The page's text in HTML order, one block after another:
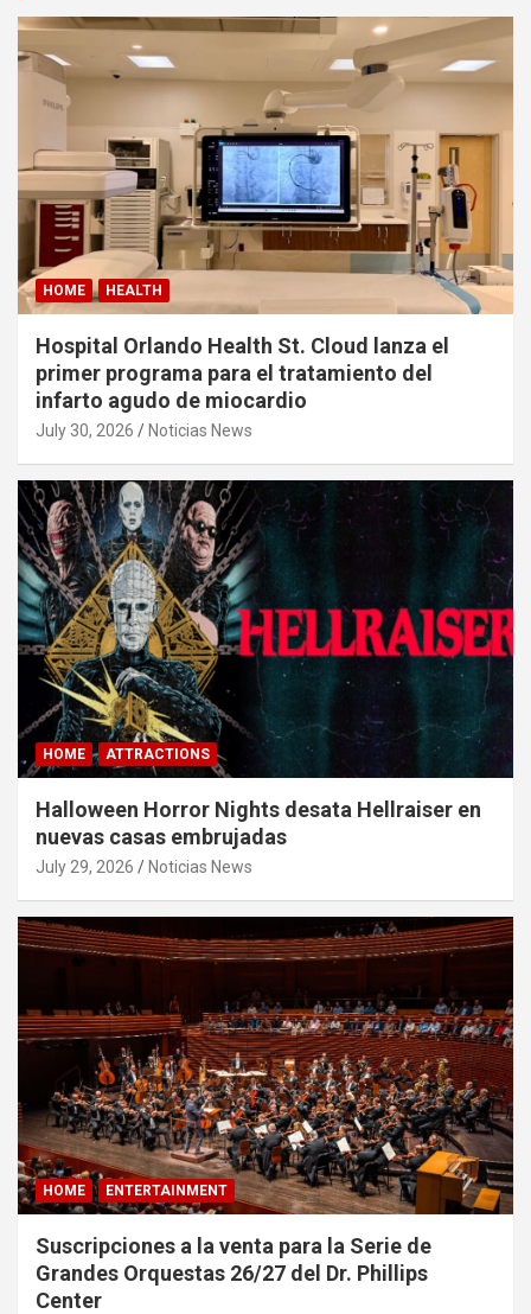
HOME HEALTH
Hospital Orlando Health St. Cloud lanza el
primer programa para el tratamiento del
infarto agudo de miocardio
July 30, 2026 Noticias News
HOME ATTRACTIONS
Halloween Horror Nights desata Hellraiser en
nuevas casas embrujadas
July 29, 2026 Noticias News
HOME ENTERTAINMENT
Suscripciones a la venta para la Serie de
Grandes Orquestas 26/27 del Dr. Phillips
Center